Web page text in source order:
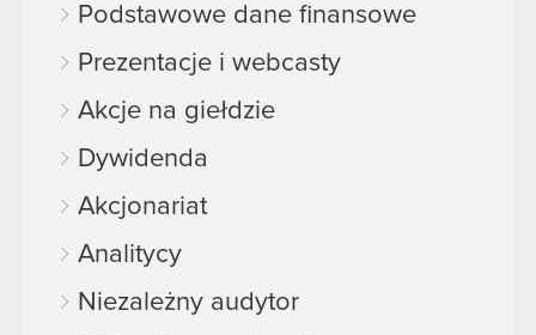
Podstawowe dane finansowe
Prezentacje i webcasty
Akcje na giełdzie
Dywidenda
Akcjonariat
Analitycy
Niezależny audytor